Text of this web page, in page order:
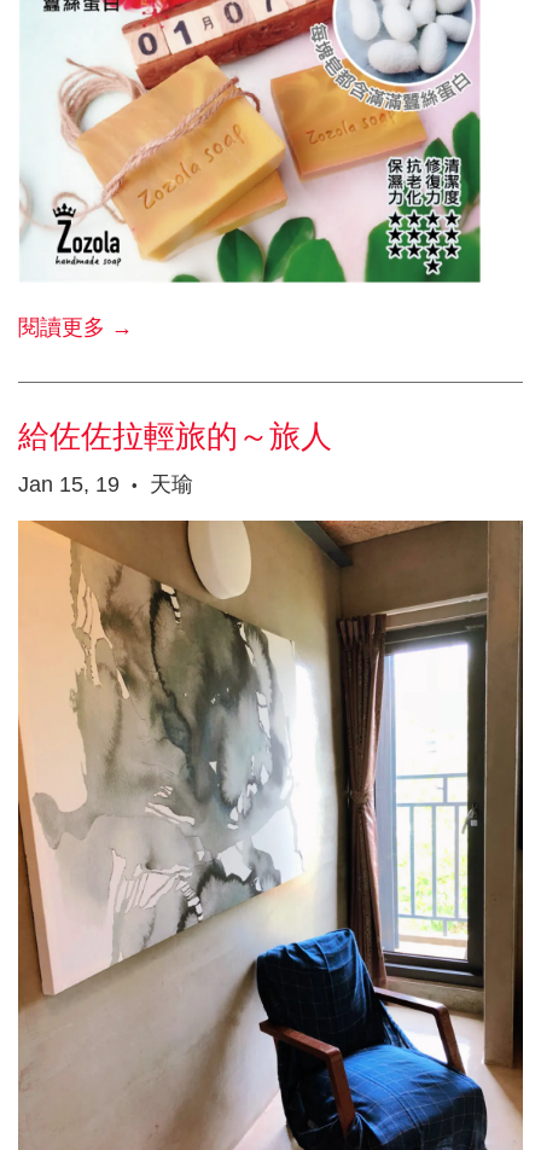
閱讀更多 →
給佐佐拉輕旅的～旅人
Jan 15, 19 • 天瑜